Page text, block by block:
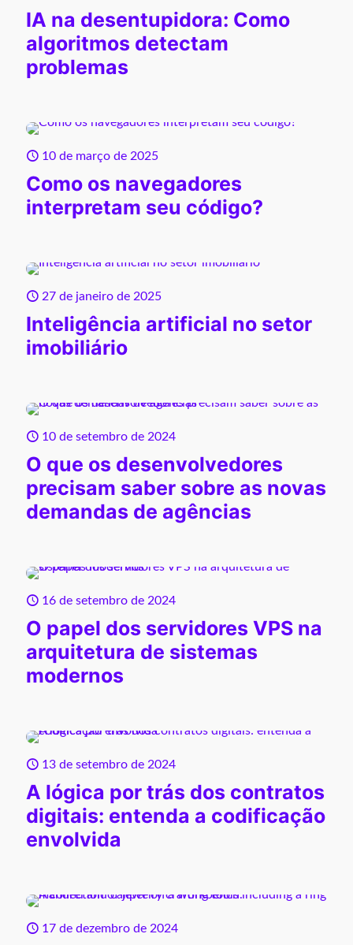
IA na desentupidora: Como
algoritmos detectam
problemas
10 de março de 2025
Como os navegadores
interpretam seu código?
27 de janeiro de 2025
Inteligência artificial no setor
imobiliário
10 de setembro de 2024
O que os desenvolvedores
precisam saber sobre as novas
demandas de agências
16 de setembro de 2024
O papel dos servidores VPS na
arquitetura de sistemas
modernos
13 de setembro de 2024
A lógica por trás dos contratos
digitais: entenda a codificação
envolvida
17 de dezembro de 2024